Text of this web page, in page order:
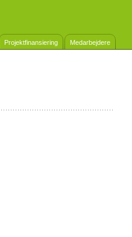
Projektfinansiering Medarbejdere